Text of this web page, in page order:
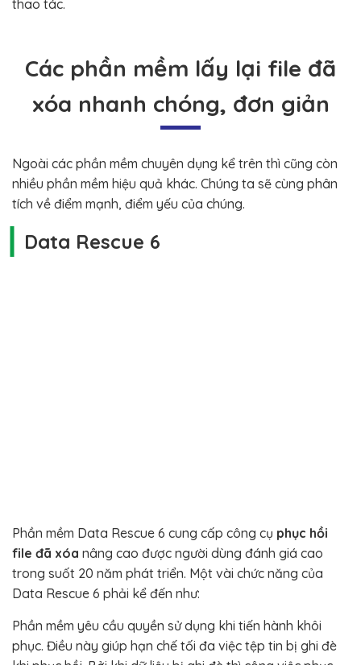
thao tác.
Các phần mềm lấy lại file đã
xóa nhanh chóng, đơn giản
Ngoài các phần mềm chuyên dụng kể trên thì cũng còn
nhiều phần mềm hiệu quả khác. Chúng ta sẽ cùng phân
tích về điểm mạnh, điểm yếu của chúng.
Data Rescue 6
Phần mềm Data Rescue 6 cung cấp công cụ phục hồi
file đã xóa nâng cao được người dùng đánh giá cao
trong suốt 20 năm phát triển. Một vài chức năng của
Data Rescue 6 phải kể đến như:
Phần mềm yêu cầu quyền sử dụng khi tiến hành khôi
phục. Điều này giúp hạn chế tối đa việc tệp tin bị ghi đè